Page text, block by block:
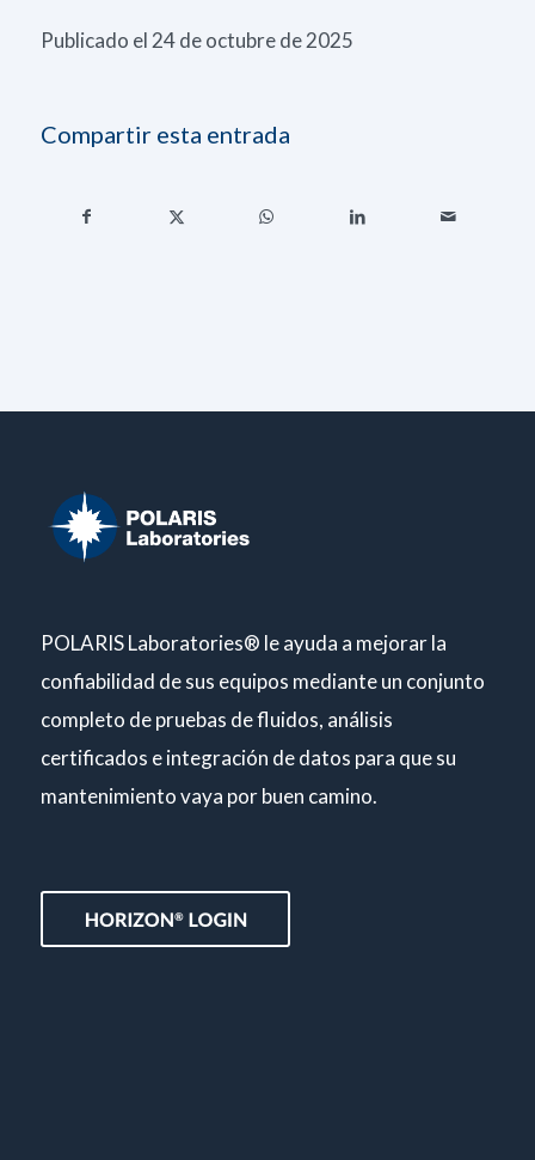
Publicado el 24 de octubre de 2025
Compartir esta entrada
POLARIS Laboratories® le ayuda a mejorar la
confiabilidad de sus equipos mediante un conjunto
completo de pruebas de fluidos, análisis
certificados e integración de datos para que su
mantenimiento vaya por buen camino.